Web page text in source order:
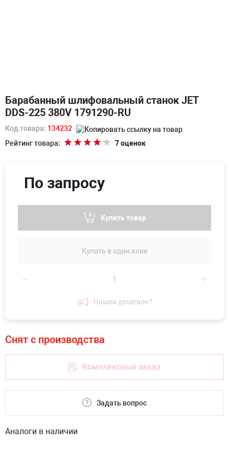
Барабанный шлифовальный станок JET
DDS-225 380V 1791290-RU
Код товара: 134232
Рейтинг товара:
7 оценок
Нашли дешевле?
По запросу
Купить товар
Купить в один клик
Комплексный заказ
Задать вопрос
Аналоги в наличии